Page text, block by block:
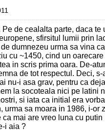
de cealalta parte, daca te
sfirsitul lumii prin
dumnezeu urma sa vina
cu ~1450, cind un
in scris prima oara. De-
de tot respectul. Deci,
nu-i asa grav, pentru ca
la socoteala nici pe latini
si iata ca initial era
urma sa moara in 1986, i-or
mai are vreo luna cu putin
i aia ?